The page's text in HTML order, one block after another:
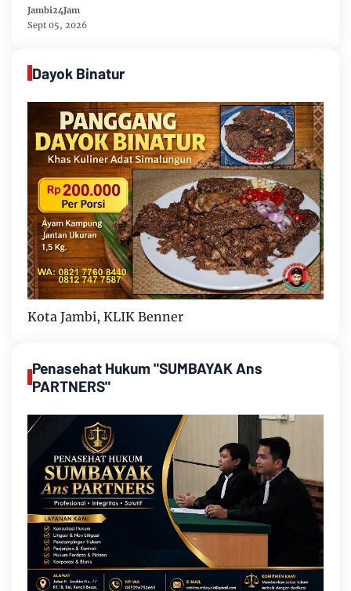
Penegakan Hukum
Jambi24Jam
Sept 05, 2026
Dayok Binatur
Kota Jambi, KLIK Benner
Penasehat Hukum "SUMBAYAK Ans
PARTNERS"